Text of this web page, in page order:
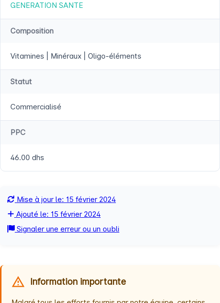
GENERATION SANTE
Composition
Vitamines | Minéraux | Oligo-éléments
Statut
Commercialisé
PPC
46.00 dhs
Mise à jour le: 15 février 2024
Ajouté le: 15 février 2024
Signaler une erreur ou un oubli
Information importante